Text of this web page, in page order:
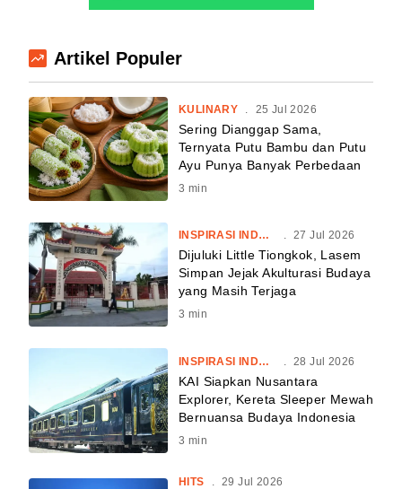
Artikel Populer
KULINARY . 25 Jul 2026
Sering Dianggap Sama,
Ternyata Putu Bambu dan Putu
Ayu Punya Banyak Perbedaan
3 min
INSPIRASI INDONESIA . 27 Jul 2026
Dijuluki Little Tiongkok, Lasem
Simpan Jejak Akulturasi Budaya
yang Masih Terjaga
3 min
INSPIRASI INDONESIA 28 Jul 2026
KAI Siapkan Nusantara
Explorer, Kereta Sleeper Mewah
Bernuansa Budaya Indonesia
3 min
HITS 29 Jul 2026